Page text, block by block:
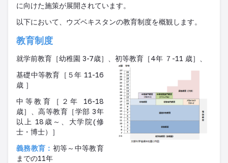
に向けた施策が展開されています。
以下において、ウズベキスタンの教育制度を概観します。
教育制度
就学前教育［幼稚園 3-7歳］、初等教育［4年 ７-11 歳］、
基礎中等教育［５年 11-16
歳 ］
中等教育［ ２年 16-18
歳］、高等教育［学部 3年
以上 18歳～、大学院(修
士・博士）］
義務教育： 初等～中等教育
までの11年